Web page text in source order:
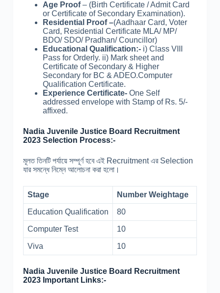
Age Proof– (Birth Certificate / Admit Card
or Certificate of Secondary Examination).
Residential Proof –(Aadhaar Card, Voter
Card, Residential Certificate MLA/ MP/
BDO/ SDO/ Pradhan/ Councillor)
Educational Qualification:-i) Class VIII
Pass for Orderly. ii) Mark sheet and
Certificate of Secondary & Higher
Secondary for BC & ADEO.Computer
Qualification Certificate.
Experience Certificate- One Self
addressed envelope with Stamp of Rs. 5/-
affixed.
Nadia Juvenile Justice Board Recruitment
2023 Selection Process:-
মূলত তিনটি পর্যায়ে সম্পূর্ণ হবে এই Recruitment এর Selection
যার সমন্ধে নিম্নে আলোচনা করা হলো।
Stage Number Weightage
Education Qualification 80
Computer Test 10
Viva 10
Nadia Juvenile Justice Board Recruitment
2023 Important Links:-